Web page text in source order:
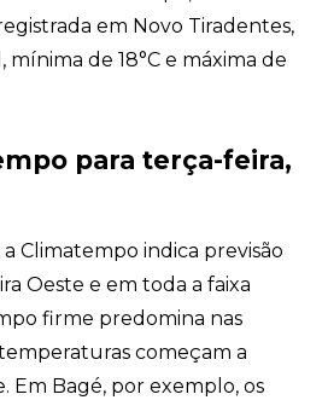
em Novo Tiradentes,
mínima de 18°C e máxima de
para terça-feira,
a Climatempo indica previsão
Oeste e em toda a faixa
firme predomina nas
começam a
Em Bagé, por exemplo, os